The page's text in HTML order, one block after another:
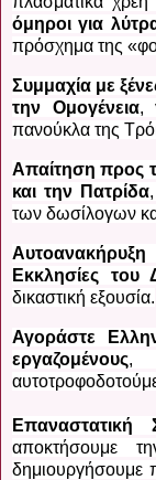
όμηροι για
πρόσχημα της
Συμμαχία με
την Ομογένεια,
πανούκλα της
Απαίτηση προς
και την Πατρίδα
των δωσίλογων
Εκκλησίες του
δικαστική εξουσία.
Αγοράστε
εργαζομένους,
Επαναστατική
αποκτήσουμε
δημιουργήσουμε